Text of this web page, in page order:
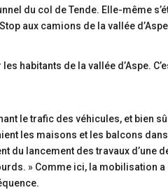
du col de Tende. Elle-même
aux camions de la vallée
habitants de la vallée d’Aspe.
le trafic des véhicules, et bien
les maisons et les balcons
du lancement des travaux d’une
» Comme ici, la mobilisation